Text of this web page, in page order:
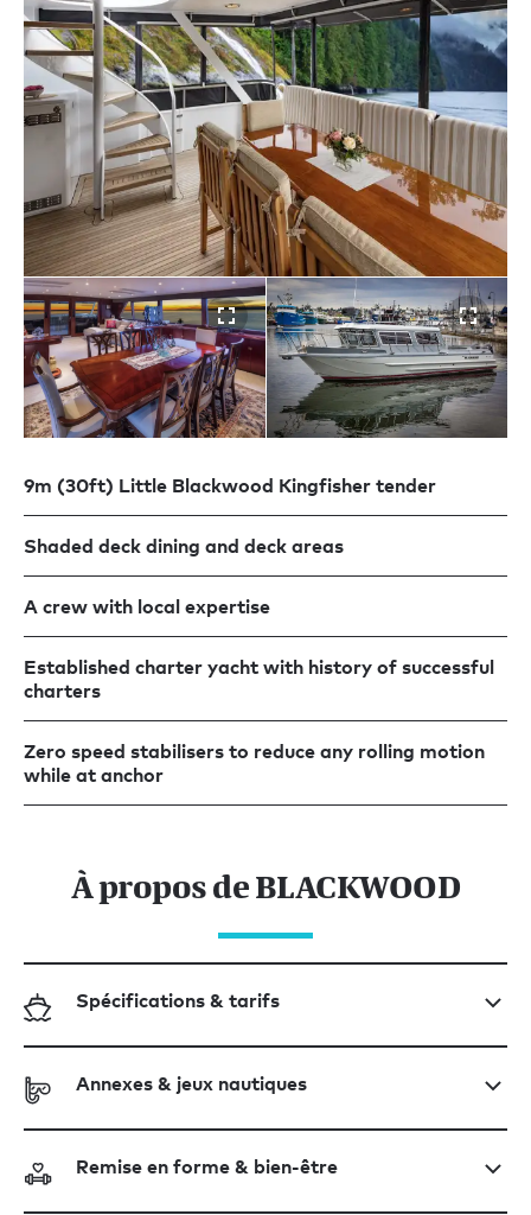
9m (30ft) Little Blackwood Kingfisher tender
Shaded deck dining and deck areas
A crew with local expertise
Established charter yacht with history of successful
charters
Zero speed stabilisers to reduce any rolling motion
while at anchor
À propos de BLACKWOOD
Spécifications & tarifs
Annexes & jeux nautiques
Remise en forme & bien-être